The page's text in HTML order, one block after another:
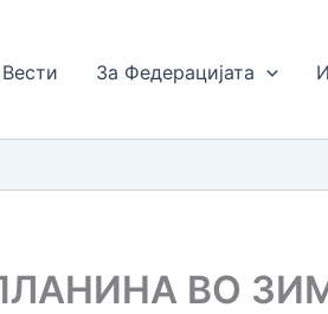
Вести За Федерацијата
ВО